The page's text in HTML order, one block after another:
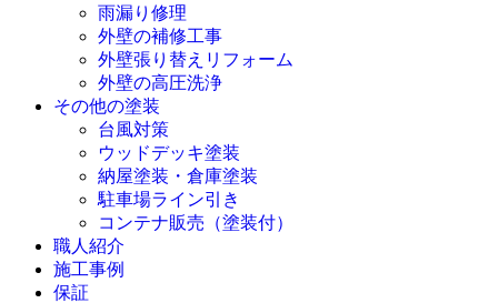
雨漏り修理
外壁の補修工事
外壁張り替えリフォーム
外壁の高圧洗浄
その他の塗装
台風対策
ウッドデッキ塗装
納屋塗装・倉庫塗装
駐車場ライン引き
コンテナ販売（塗装付）
職人紹介
施工事例
保証